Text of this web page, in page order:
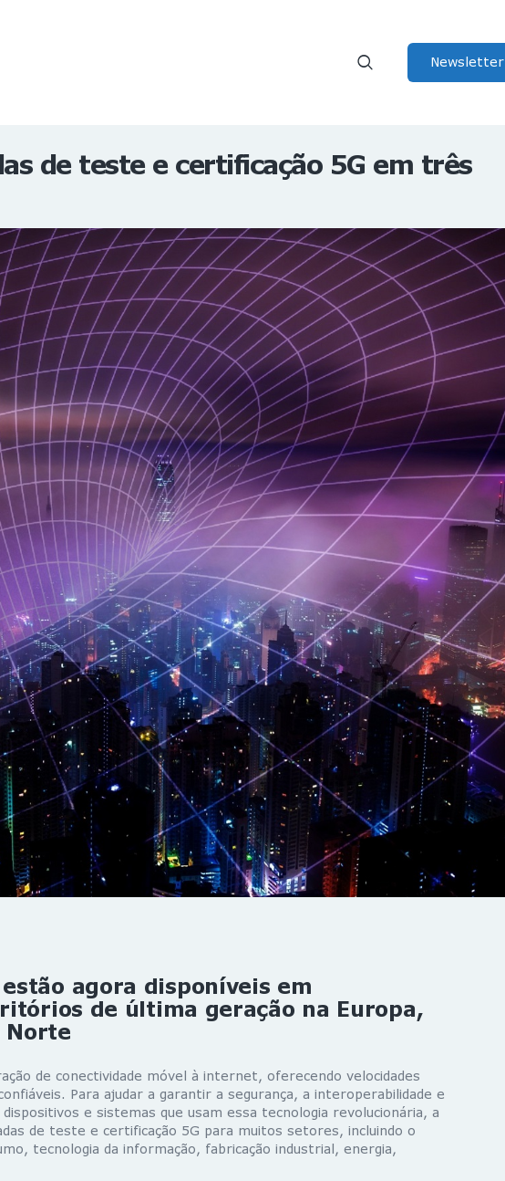
Newsletter
de teste e certificação 5G em três
agora disponíveis em
de última geração na Europa,
Norte
de conectividade móvel à internet, oferecendo velocidades
Para ajudar a garantir a segurança, a interoperabilidade e
e sistemas que usam essa tecnologia revolucionária, a
de teste e certificação 5G para muitos setores, incluindo o
tecnologia da informação, fabricação industrial, energia,